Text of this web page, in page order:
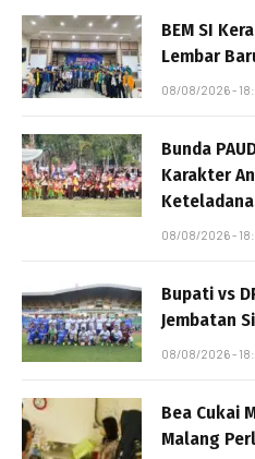
BEM SI
Lembar
08/08/2026 -
Bunda
Karakter
08/08/2026 -
Bupati vs
Jembatan
08/08/2026 -
Bea Cukai
Malang